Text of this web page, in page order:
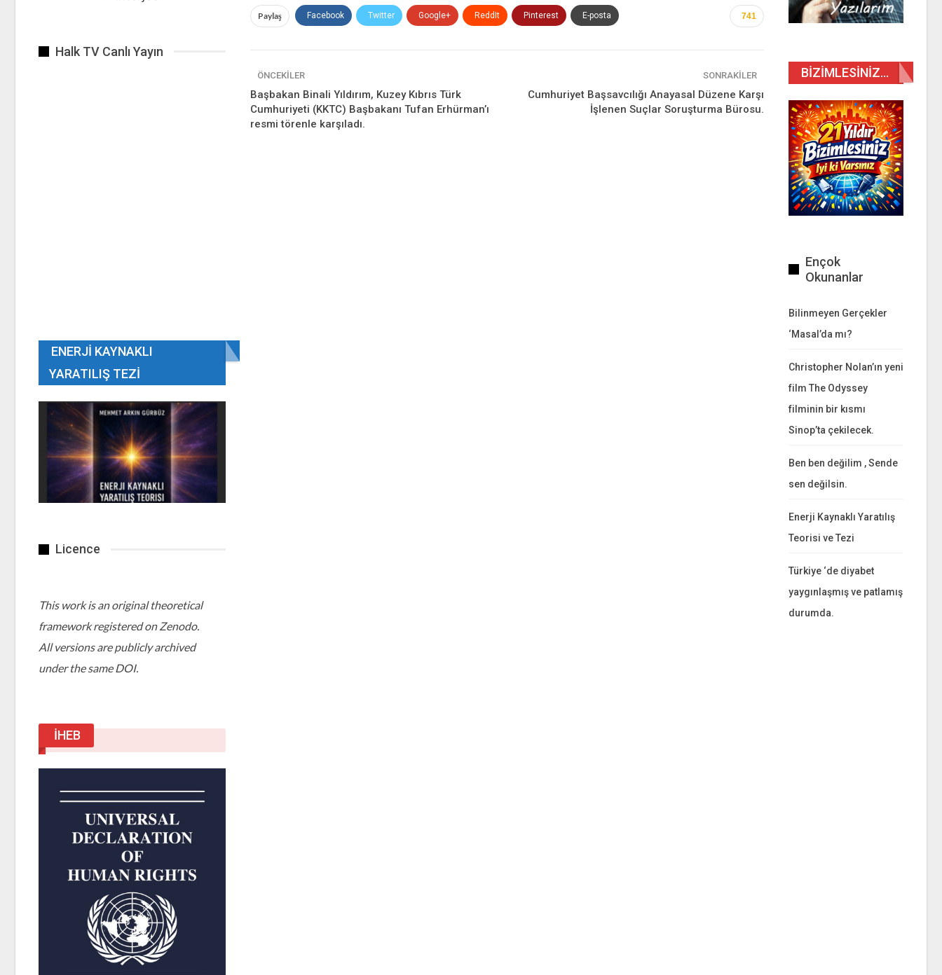
741
Paylaş Facebook Twitter Google+ ReddIt Pinterest E-posta
ÖNCEKILER
Başbakan Binali Yıldırım, Kuzey Kıbrıs Türk
Cumhuriyeti (KKTC) Başbakanı Tufan Erhürman’ı
resmi törenle karşıladı.
SONRAKILER
Cumhuriyet Başsavcılığı Anayasal Düzene Karşı
İşlenen Suçlar Soruşturma Bürosu.
Halk TV Canlı Yayın
ENERJI KAYNAKLI
YARATILIŞ TEZI
Licence
This work is an original theoretical
framework registered on Zenodo.
All versions are publicly archived
under the same DOI.
İHEB
BIZIMLESINIZ…
Ençok
Okunanlar
Bilinmeyen Gerçekler
‘Masal’da mı?
Christopher Nolan’ın yeni
film The Odyssey
filminin bir kısmı
Sinop’ta çekilecek.
Ben ben değilim , Sende
sen değilsin.
Enerji Kaynaklı Yaratılış
Teorisi ve Tezi
Türkiye ‘de diyabet
yaygınlaşmış ve patlamış
durumda.